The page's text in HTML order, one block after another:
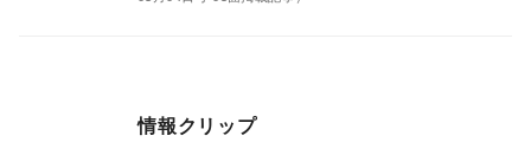
情報クリップ